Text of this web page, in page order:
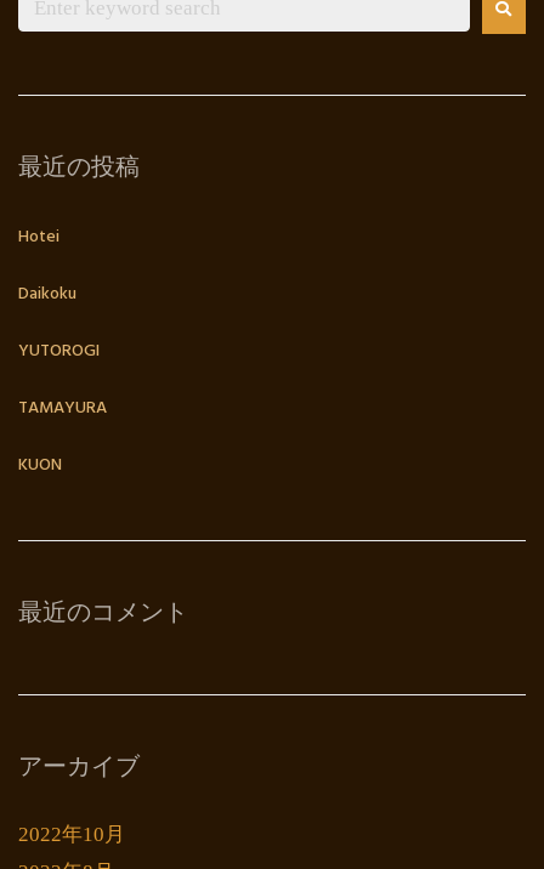
最近の投稿
Hotei
Daikoku
YUTOROGI
TAMAYURA
KUON
最近のコメント
アーカイブ
2022年10月